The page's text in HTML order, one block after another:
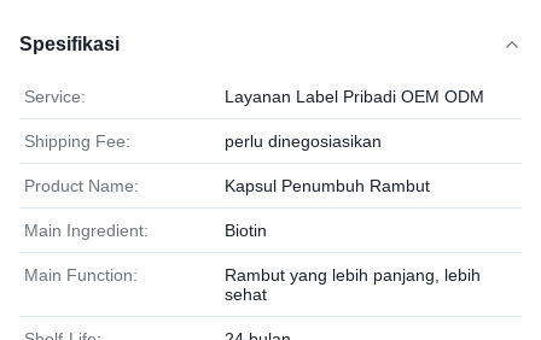
Spesifikasi
Service: Layanan Label Pribadi OEM ODM
Shipping Fee: perlu dinegosiasikan
Product Name: Kapsul Penumbuh Rambut
Main Ingredient: Biotin
Main Function:
Rambut yang lebih panjang, lebih
sehat